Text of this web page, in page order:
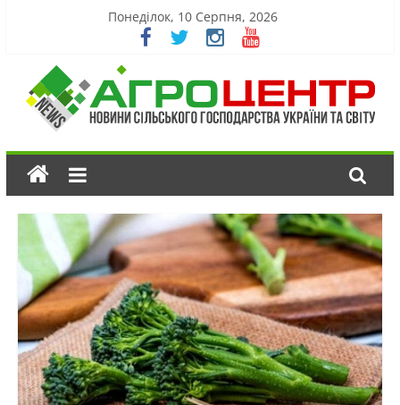
Понеділок, 10 Серпня, 2026